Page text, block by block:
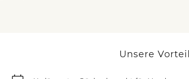
Unsere